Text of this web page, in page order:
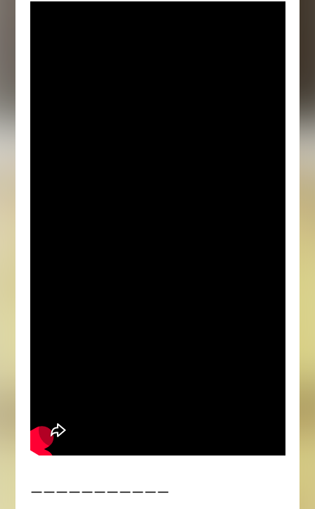
ーーーーーーーーーーー